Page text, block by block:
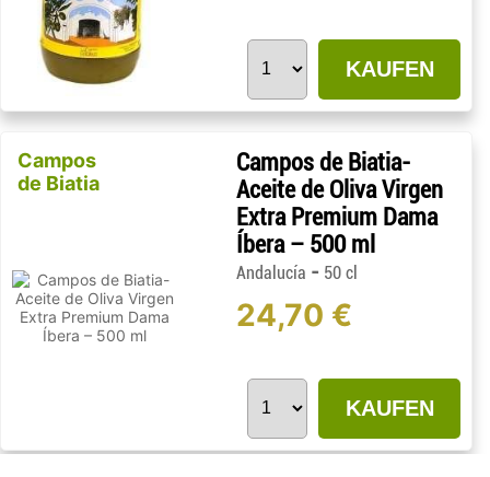
KAUFEN
Campos
de Biatia
Campos de Biatia-
Aceite de Oliva Virgen
Extra Premium Dama
Íbera – 500 ml
Andalucía - 50 cl
24,70 €
KAUFEN